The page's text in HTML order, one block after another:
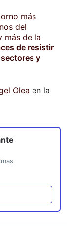
más
del
más de la
de resistir
y
Olea en la